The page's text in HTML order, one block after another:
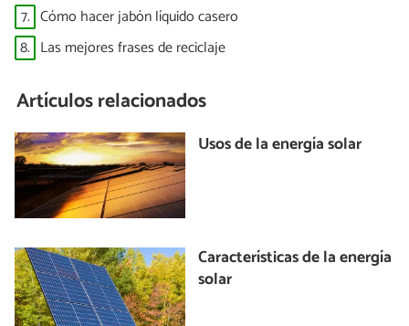
7. Cómo hacer jabón líquido casero
8. Las mejores frases de reciclaje
Artículos relacionados
Usos de la energía solar
Características de la energía
solar